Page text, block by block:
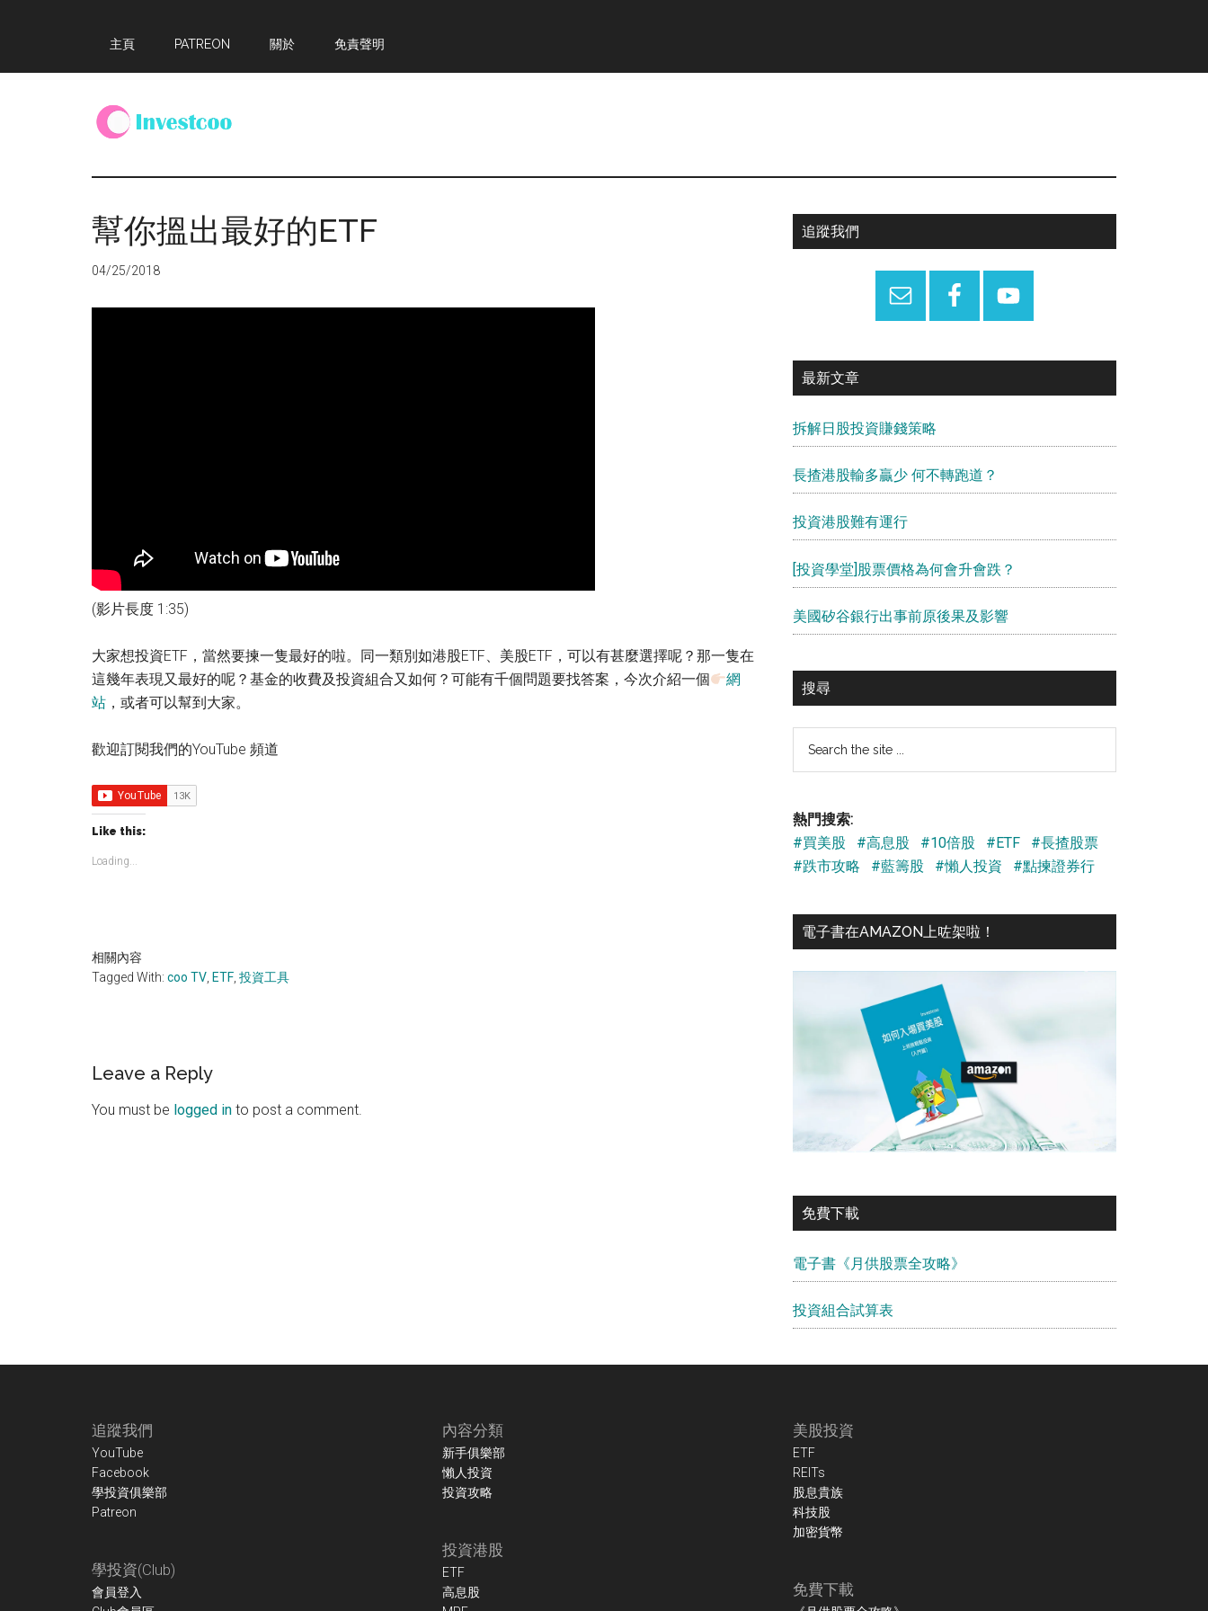
main
primary
footer
主頁 PATREON 關於 免責聲明
Investcoo
個
活
的
幫你搵出最好的ETF
04/25/2018
(影片長度 1:35)
大家想投資ETF，當然要揀一隻最好的啦。同一類別如港股ETF、美股ETF，可以有甚麼選擇呢？那一隻在
這幾年表現又最好的呢？基金的收費及投資組合又如何？可能有千個問題要找答案，今次介紹一個
網
站 ，或者可以幫到大家。
歡迎訂閱我們的YouTube 頻道
Like this:
Loading...
相關內容
Tagged With: coo TV ETF 投資工具
Reader
Interactions
Leave a Reply
You must be logged in to post a comment.
Primary
追蹤我們
最新文章
拆解日股投資賺錢策略
長揸港股輸多贏少 何不轉跑道？
投資港股難有運行
[投資學堂]股票價格為何會升會跌？
美國矽谷銀行出事前原後果及影響
搜尋
熱門搜索:
#買美股
#高息股 #10倍股 #ETF
#長揸股票
#跌市攻略
#藍籌股 #懶人投資 #點揀證券行
電子書在AMAZON上咗架啦！
免費下載
電子書《月供股票全攻略》
投資組合試算表
追蹤我們
YouTube
Facebook
學投資俱樂部
Patreon
學投資(Club)
會員登入
內容分類
新手俱樂部
懶人投資
投資攻略
投資港股
ETF
高息股
美股投資
ETF
REITs
股息貴族
科技股
加密貨幣
免費下載